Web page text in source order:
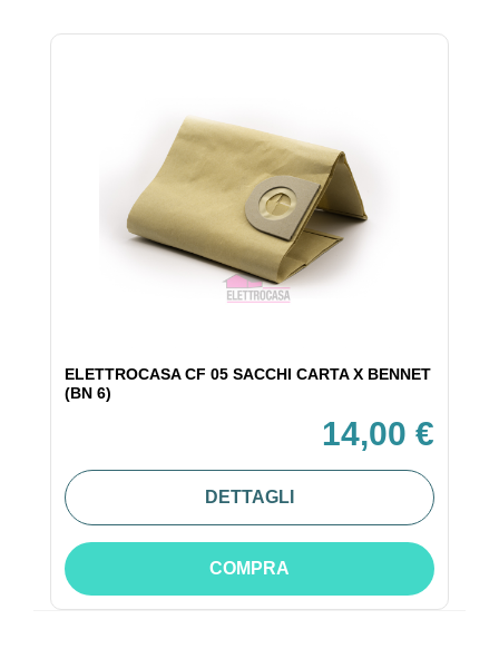
ELETTROCASA CF 05 SACCHI CARTA X BENNET
(BN 6)
14,00 €
DETTAGLI
COMPRA